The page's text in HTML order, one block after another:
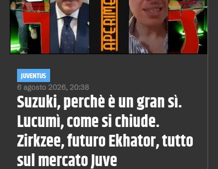
6 agosto 2026, 20:38
JUVENTUS
Suzuki, perchè è un gran sì.
Lucumì, come si chiude.
Zirkzee, futuro Ekhator, tutto
sul mercato Juve